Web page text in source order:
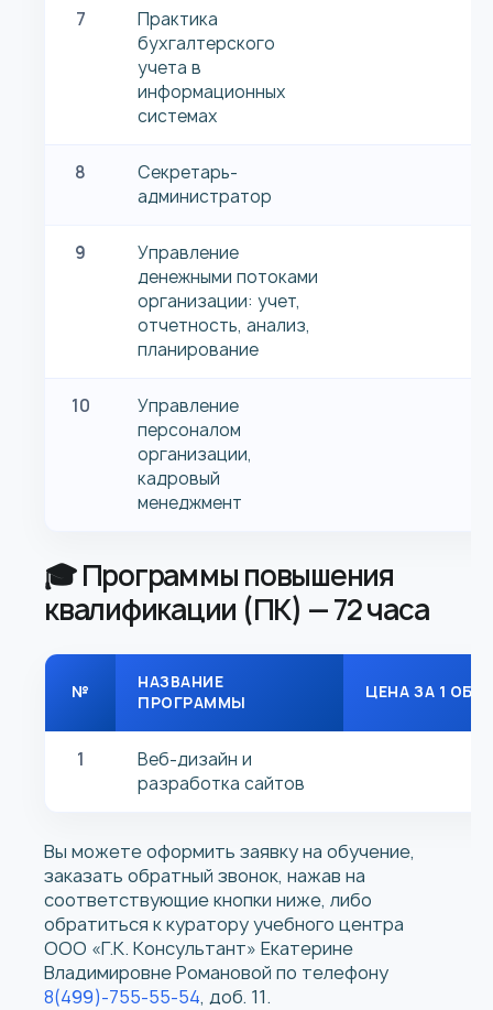
7
Практика
бухгалтерского
учета в
информационных
системах
8
Секретарь-
администратор
9
Управление
денежными потоками
организации: учет,
отчетность, анализ,
планирование
10
Управление
персоналом
организации,
кадровый
менеджмент
🎓 Программы повышения
квалификации (ПК) — 72 часа
№
НАЗВАНИЕ
ПРОГРАММЫ
ЦЕНА ЗА 1
1
Веб-дизайн и
разработка сайтов
Вы можете оформить заявку на обучение,
заказать обратный звонок, нажав на
соответствующие кнопки ниже, либо
обратиться к куратору учебного центра
ООО «Г.К. Консультант» Екатерине
Владимировне Романовой по телефону
8(499)-755-55-54, доб. 11.